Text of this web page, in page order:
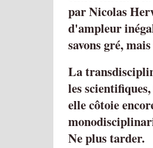
par Nicolas
d'ampleur
savons gré,
La
les
elle côtoie
Ne plus tarder.